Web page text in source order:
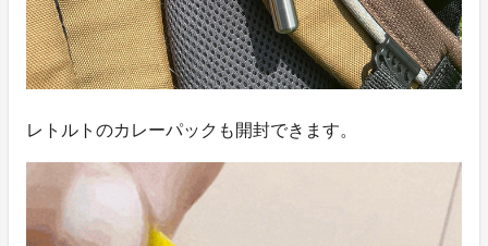
レトルトのカレーパックも開封できます。